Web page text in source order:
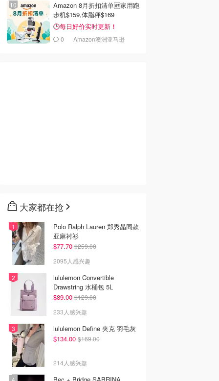
Amazon 8月折扣清单🆕家用跑
步机$159,体脂秤$169
🕒每日好价实时更新！
0 Amazon澳洲亚马逊
大家都在抢
Polo Ralph Lauren 郑秀晶同款
亚麻衬衫
$77.70 $259.00
2095人感兴趣
lululemon Convertible
Drawstring 水桶包 5L
$89.00 $129.00
233人感兴趣
lululemon Define 夹克 羽毛灰
$134.00 $169.00
214人感兴趣